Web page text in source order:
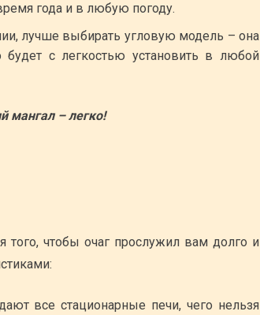
года и в любую погоду.
лучше выбирать угловую модель – она
с легкостью установить в любой
мангал – легко!
чтобы очаг прослужил вам долго и
все стационарные печи, чего нельзя